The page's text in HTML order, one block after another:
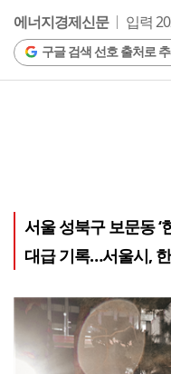
에너지경제신문
입력
구글 검색 선호 출처로
서울 성북구 보문동 ‘
대급 기록…서울시,